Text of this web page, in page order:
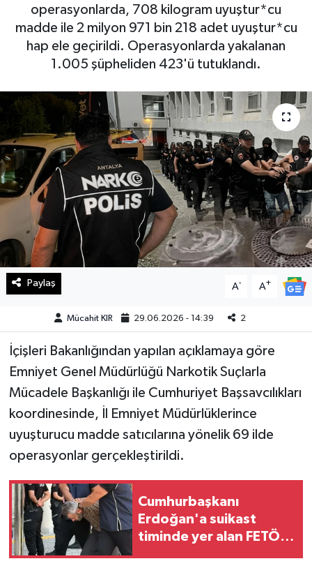
operasyonlarda, 708 kilogram uyuştur*cu
madde ile 2 milyon 971 bin 218 adet uyuştur*cu
hap ele geçirildi. Operasyonlarda yakalanan
1.005 şüpheliden 423'ü tutuklandı.
Paylaş A- A+
Mücahit KIR 29.06.2026 - 14:39 2
İçişleri Bakanlığından yapılan açıklamaya göre
Emniyet Genel Müdürlüğü Narkotik Suçlarla
Mücadele Başkanlığı ile Cumhuriyet Başsavcılıkları
koordinesinde, İl Emniyet Müdürlüklerince
uyuşturucu madde satıcılarına yönelik 69 ilde
operasyonlar gerçekleştirildi.
Cumhurbaşkanı
Erdoğan'a suikast
timinde yer alan FETÖ
Haberde İnsan
Kültür Sanat
Magazin
Manşet Altı
Manşetler
Resmi İlan
Sağlık
Spor
Teknoloji
Yaşam
KAHRAMANMARAŞ